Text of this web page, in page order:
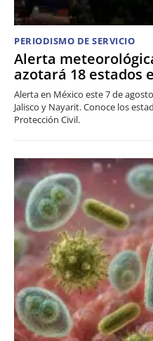
PERIODISMO DE SERVICIO
Alerta
azotará 18 estados
Alerta en México este 7 de
Jalisco y Nayarit. Conoce los
Protección Civil.